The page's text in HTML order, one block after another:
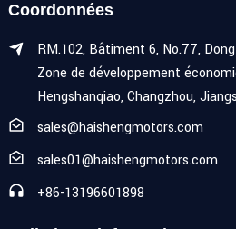
Coordonnées
RM.102, Bâtiment 6, No.77,
Zone de développement
Hengshanqiao, Changzhou,
sales@haishengmotors.com
sales01@haishengmotors.com
+86-13196601898